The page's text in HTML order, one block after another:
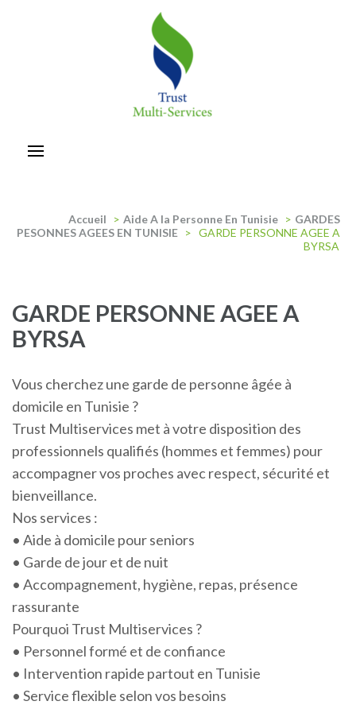
Accueil > Aide A la Personne En Tunisie > GARDES
PESONNES AGEES EN TUNISIE > GARDE PERSONNE AGEE A
BYRSA
GARDE PERSONNE AGEE A
BYRSA
Vous cherchez une garde de personne âgée à
domicile en Tunisie ?
Trust Multiservices met à votre disposition des
professionnels qualifiés (hommes et femmes) pour
accompagner vos proches avec respect, sécurité et
bienveillance.
Nos services :
• Aide à domicile pour seniors
• Garde de jour et de nuit
• Accompagnement, hygiène, repas, présence
rassurante
Pourquoi Trust Multiservices ?
• Personnel formé et de confiance
• Intervention rapide partout en Tunisie
• Service flexible selon vos besoins